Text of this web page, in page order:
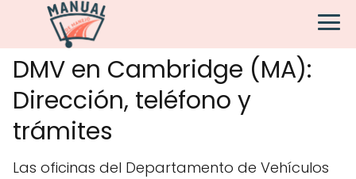
DMV en Cambridge (MA):
Dirección, teléfono y
trámites
Las oficinas del Departamento de Vehículos